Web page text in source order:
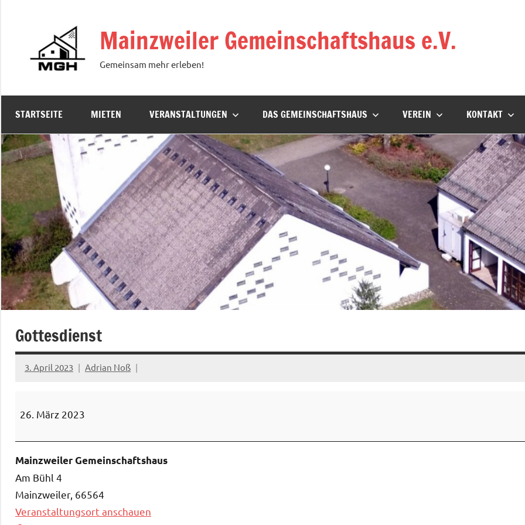
Mainzweiler Gemeinschaftshaus e.V.
Gemeinsam mehr erleben!
STARTSEITE MIETEN VERANSTALTUNGEN DAS GEMEINSCHAFTSHAUS VEREIN KONTAKT
Gottesdienst
3. April 2023 Adrian Noß
26. März 2023
Mainzweiler Gemeinschaftshaus
Am Bühl 4
Mainzweiler, 66564
Veranstaltungsort anschauen